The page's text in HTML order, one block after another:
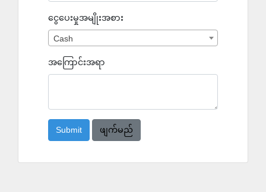
ငွေပေးမှုအမျိုးအစား
Cash
အကြောင်းအရာ
ဖျက်မည်